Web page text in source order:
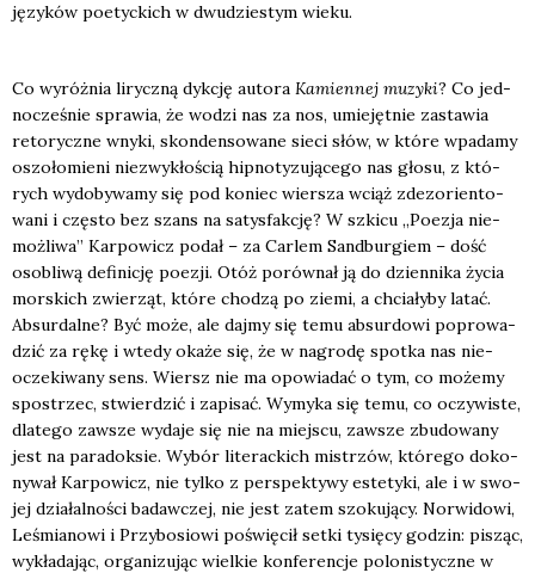
języ­ków poetyc­kich w dwu­dzie­stym wie­ku.
Co wyróż­nia lirycz­ną dyk­cję auto­ra Kamien­nej muzy­ki? Co jed­
no­cze­śnie spra­wia, że wodzi nas za nos, umie­jęt­nie zasta­wia
reto­rycz­ne wny­ki, skon­den­so­wa­ne sie­ci słów, w któ­re wpa­da­my
oszo­ło­mie­ni nie­zwy­kło­ścią hip­no­ty­zu­ją­ce­go nas gło­su, z któ­
rych wydo­by­wa­my się pod koniec wier­sza wciąż zdez­o­rien­to­
wa­ni i czę­sto bez szans na satys­fak­cję? W szki­cu „Poezja nie­
moż­li­wa” Kar­po­wicz podał – za Car­lem Sand­bur­giem – dość
oso­bli­wą defi­ni­cję poezji. Otóż porów­nał ją do dzien­ni­ka życia
mor­skich zwie­rząt, któ­re cho­dzą po zie­mi, a chcia­ły­by latać.
Absur­dal­ne? Być może, ale daj­my się temu absur­do­wi popro­wa­
dzić za rękę i wte­dy oka­że się, że w nagro­dę spo­tka nas nie­
ocze­ki­wa­ny sens. Wiersz nie ma opo­wia­dać o tym, co może­my
spo­strzec, stwier­dzić i zapi­sać. Wymy­ka się temu, co oczy­wi­ste,
dla­te­go zawsze wyda­je się nie na miej­scu, zawsze zbu­do­wa­ny
jest na para­dok­sie. Wybór lite­rac­kich mistrzów, któ­re­go doko­
ny­wał Kar­po­wicz, nie tyl­ko z per­spek­ty­wy este­ty­ki, ale i w swo­
jej dzia­łal­no­ści badaw­czej, nie jest zatem szo­ku­ją­cy. Nor­wi­do­wi,
Leśmia­no­wi i Przy­bo­sio­wi poświę­cił set­ki tysię­cy godzin: pisząc,
wykła­da­jąc, orga­ni­zu­jąc wiel­kie kon­fe­ren­cje polo­ni­stycz­ne w